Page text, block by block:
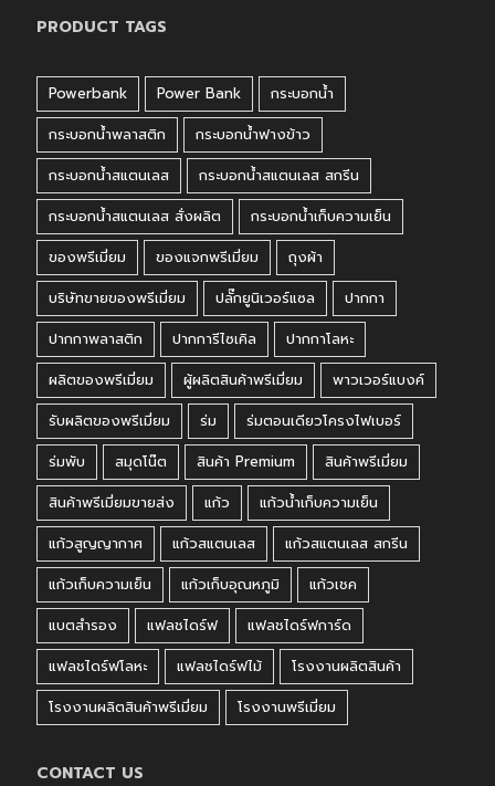
PRODUCT TAGS
Powerbank Power Bank
กระบอกน้ำ
กระบอกน้ำพลาสติก
กระบอกน้ำฟางข้าว
กระบอกน้ำสแตนเลส
กระบอกน้ำสแตนเลส สกรีน
กระบอกน้ำสแตนเลส สั่งผลิต
กระบอกน้ำเก็บความเย็น
ของพรีเมี่ยม
ของแจกพรีเมี่ยม
ถุงผ้า
บริษัทขายของพรีเมี่ยม
ปลั๊กยูนิเวอร์แซล
ปากกา
ปากกาพลาสติก
ปากการีไซเคิล
ปากกาโลหะ
ผลิตของพรีเมี่ยม
ผู้ผลิตสินค้าพรีเมี่ยม
พาวเวอร์แบงค์
รับผลิตของพรีเมี่ยม
ร่ม
ร่มตอนเดียวโครงไฟเบอร์
ร่มพับ
สมุดโน๊ต สินค้า Premium
สินค้าพรีเมี่ยม
สินค้าพรีเมี่ยมขายส่ง
แก้ว
แก้วน้ำเก็บความเย็น
แก้วสูญญากาศ
แก้วสแตนเลส
แก้วสแตนเลส สกรีน
แก้วเก็บความเย็น
แก้วเก็บอุณหภูมิ
แก้วเชค
แบตสำรอง
แฟลชไดร์ฟ
แฟลชไดร์ฟการ์ด
แฟลชไดร์ฟโลหะ
แฟลชไดร์ฟไม้
โรงงานผลิตสินค้า
โรงงานผลิตสินค้าพรีเมี่ยม
โรงงานพรีเมี่ยม
CONTACT US